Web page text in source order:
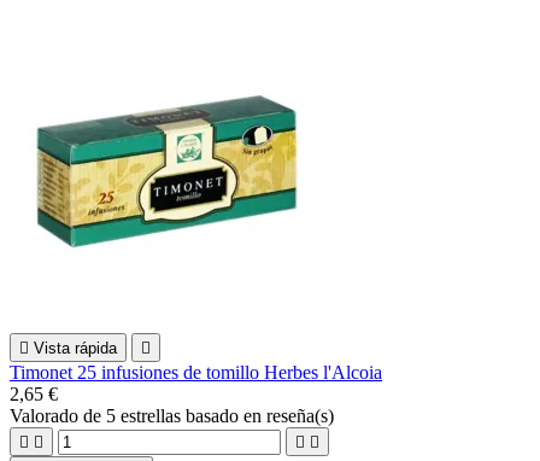
 Vista rápida 
Timonet 25 infusiones de tomillo Herbes l'Alcoia
2,65 €
Valorado de 5 estrellas basado en reseña(s)
   